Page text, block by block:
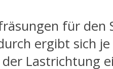
für den
ergibt sich
Lastrichtung